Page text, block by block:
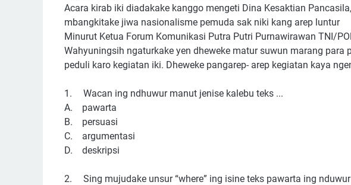
Acara kirab iki diadakake kanggo mengeti Dina Kesaktian
mbangkitake jiwa nasionalisme pemuda sak niki kang arep luntur
Minurut Ketua Forum Komunikasi Putra Putri Purnawirawan TNI/
Wahyuningsih ngaturkake yen dheweke matur suwun marang para
peduli karo kegiatan iki. Dheweke pangarep- arep kegiatan kaya
1.
Wacan ing ndhuwur manut jenise kalebu teks ...
A. pawarta
B. persuasi
C. argumentasi
D. deskripsi
2.
Sing mujudake unsur “where” ing isine teks pawarta ing